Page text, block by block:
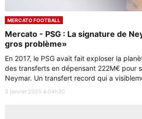
MERCATO FOOTBALL
Mercato - PSG : La signature de
gros problème»
En 2017, le PSG avait fait exploser la
des transferts en dépensant 222M€ pour
Neymar. Un transfert record qui a
3 janvier 2025 à 04h30